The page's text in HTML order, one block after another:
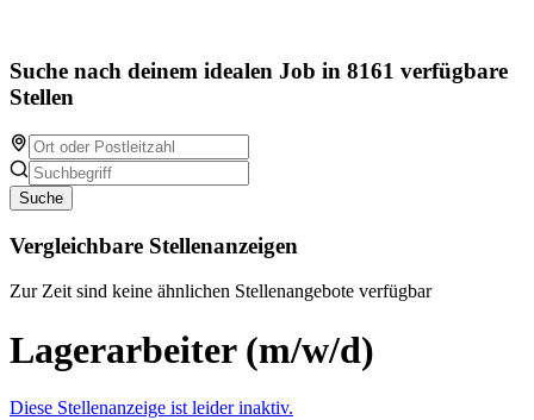
Suche nach deinem idealen Job in 8161 verfügbare
Stellen
Suche
Vergleichbare Stellenanzeigen
Zur Zeit sind keine ähnlichen Stellenangebote verfügbar
Lagerarbeiter (m/w/d)
Diese Stellenanzeige ist leider inaktiv.